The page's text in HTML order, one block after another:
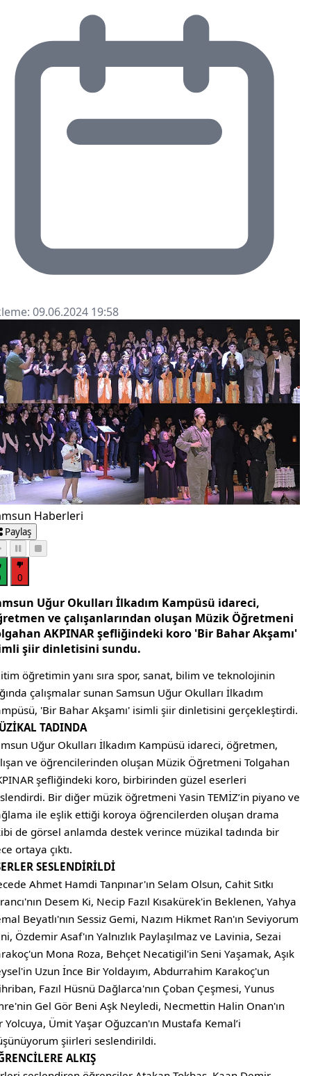
09.06.2024 19:58
Haberleri
Paylaş
0
Uğur Okulları İlkadım Kampüsü idareci,
ve çalışanlarından oluşan Müzik Öğretmeni
AKPINAR şefliğindeki koro 'Bir Bahar Akşamı'
şiir dinletisini sundu.
öğretimin yanı sıra spor, sanat, bilim ve teknolojinin
çalışmalar sunan Samsun Uğur Okulları İlkadım
'Bir Bahar Akşamı' isimli şiir dinletisini gerçekleştirdi.
TADINDA
Uğur Okulları İlkadım Kampüsü idareci, öğretmen,
ve öğrencilerinden oluşan Müzik Öğretmeni Tolgahan
şefliğindeki koro, birbirinden güzel eserleri
Bir diğer müzik öğretmeni Yasin TEMİZ’in piyano ve
ile eşlik ettiği koroya öğrencilerden oluşan drama
de görsel anlamda destek verince müzikal tadında bir
ortaya çıktı.
SESLENDİRİLDİ
Ahmet Hamdi Tanpınar'ın Selam Olsun, Cahit Sıtkı
Desem Ki, Necip Fazıl Kısakürek'in Beklenen, Yahya
Beyatlı'nın Sessiz Gemi, Nazım Hikmet Ran'ın Seviyorum
Özdemir Asaf'ın Yalnızlık Paylaşılmaz ve Lavinia, Sezai
Mona Roza, Behçet Necatigil'in Seni Yaşamak, Aşık
Uzun İnce Bir Yoldayım, Abdurrahim Karakoç'un
Fazıl Hüsnü Dağlarca'nın Çoban Çeşmesi, Yunus
Gel Gör Beni Aşk Neyledi, Necmettin Halin Onan'ın
Yolcuya, Ümit Yaşar Oğuzcan'ın Mustafa Kemal’i
şiirleri seslendirildi.
ALKIŞ